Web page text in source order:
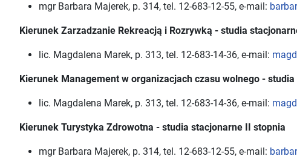
mgr Barbara Majerek, p. 314, tel. 12-683-12-55, e-mail:
Kierunek Zarzadzanie Rekreacją i Rozrywką - studia
lic. Magdalena Marek, p. 313, tel. 12-683-14-36, e-mail:
Kierunek Management w organizacjach czasu wolnego -
lic. Magdalena Marek, p. 313, tel. 12-683-14-36, e-mail:
Kierunek Turystyka Zdrowotna - studia stacjonarne II stopnia
mgr Barbara Majerek, p. 314, tel. 12-683-12-55, e-mail: